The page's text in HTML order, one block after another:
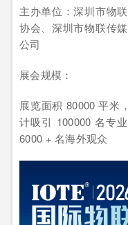
主办单位：深圳市物
协会、深圳市物联传
公司
展会规模：
展览面积 80000 平米
计吸引 100000 名专
6000 + 名海外观众